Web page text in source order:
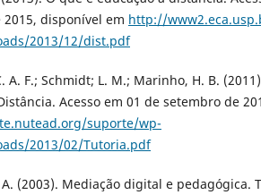
disponí­vel em http://
2013/12/dist.pdf
A. F.; Schmidt; L. M.; Marinho, H. B.
Acesso em 01 de setembro de
suporte/wp-
2013/02/Tutoria.pdf
(2003). Mediação digital e pedagógica.